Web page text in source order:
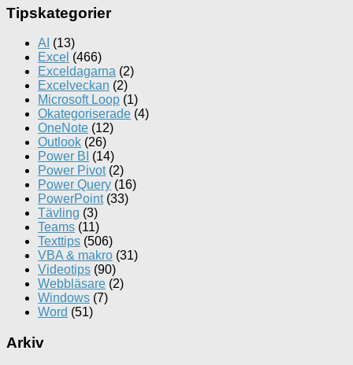
Tipskategorier
AI (13)
Excel (466)
Exceldagarna (2)
Excelveckan (2)
Microsoft Loop (1)
Okategoriserade (4)
OneNote (12)
Outlook (26)
Power BI (14)
Power Pivot(2)
Power Query (16)
PowerPoint(33)
Tävling (3)
Teams (11)
Texttips (506)
VBA & makro (31)
Videotips (90)
Webbläsare (2)
Windows (7)
Word (51)
Arkiv